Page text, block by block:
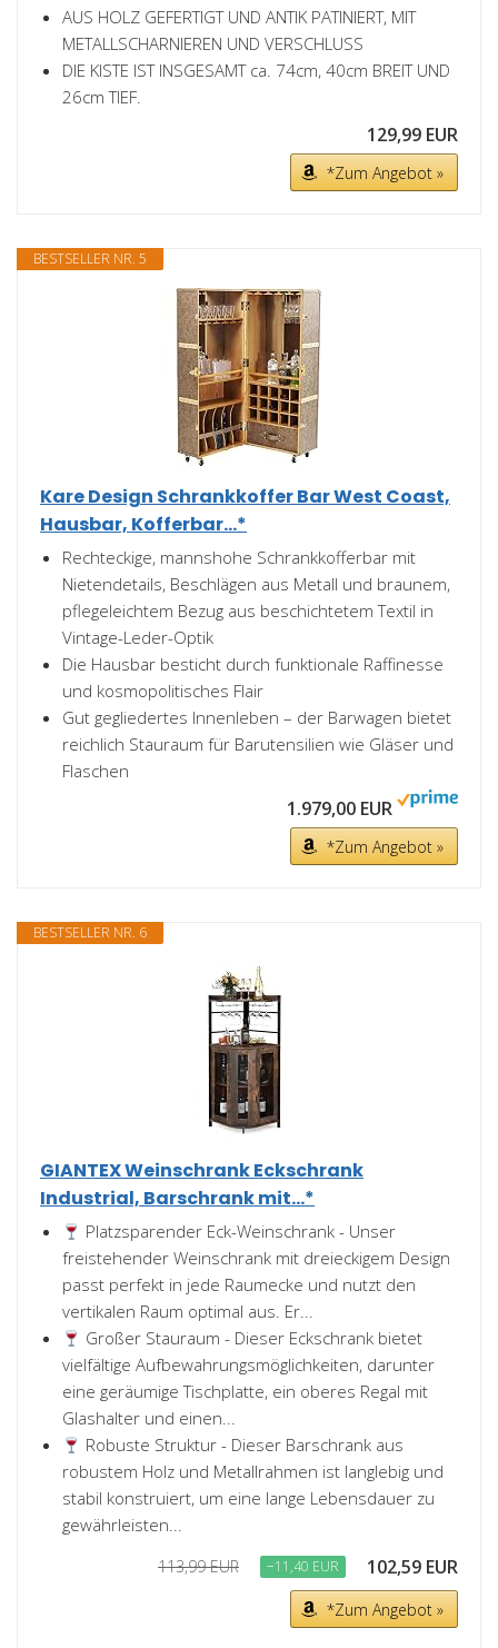
AUS HOLZ GEFERTIGT UND ANTIK PATINIERT, MIT
METALLSCHARNIEREN UND VERSCHLUSS
DIE KISTE IST INSGESAMT ca. 74cm, 40cm BREIT UND
26cm TIEF.
129,99 EUR
*Zum Angebot »
BESTSELLER NR. 5
Kare Design Schrankkoffer Bar West Coast,
Hausbar, Kofferbar...*
Rechteckige, mannshohe Schrankkofferbar mit
Nietendetails, Beschlägen aus Metall und braunem,
pflegeleichtem Bezug aus beschichtetem Textil in
Vintage-Leder-Optik
Die Hausbar besticht durch funktionale Raffinesse
und kosmopolitisches Flair
Gut gegliedertes Innenleben – der Barwagen bietet
reichlich Stauraum für Barutensilien wie Gläser und
Flaschen
1.979,00 EUR
*Zum Angebot »
BESTSELLER NR. 6
GIANTEX Weinschrank Eckschrank
Industrial, Barschrank mit...*
Platzsparender Eck-Weinschrank - Unser
freistehender Weinschrank mit dreieckigem Design
passt perfekt in jede Raumecke und nutzt den
vertikalen Raum optimal aus. Er...
Großer Stauraum - Dieser Eckschrank bietet
vielfältige Aufbewahrungsmöglichkeiten, darunter
eine geräumige Tischplatte, ein oberes Regal mit
Glashalter und einen...
Robuste Struktur - Dieser Barschrank aus
robustem Holz und Metallrahmen ist langlebig und
stabil konstruiert, um eine lange Lebensdauer zu
gewährleisten...
113,99 EUR −11,40 EUR 102,59 EUR
*Zum Angebot »